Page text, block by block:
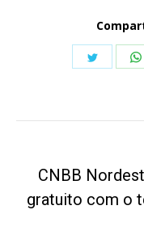
Share
de
post:
CNBB
gratuito com o